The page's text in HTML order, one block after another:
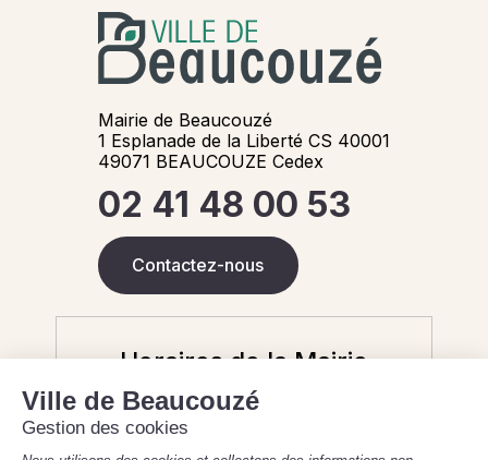
Mairie de Beaucouzé
1 Esplanade de la Liberté CS 40001
49071 BEAUCOUZE Cedex
02 41 48 00 53
Contactez-nous
Horaires de la Mairie
Aujourd'hui6 août 2026
8h30-12h / 13h30-17h30